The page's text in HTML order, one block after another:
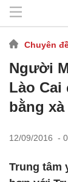
Chuyên
Người
Lào
bằng
12/09/2016 -
Trung tâm